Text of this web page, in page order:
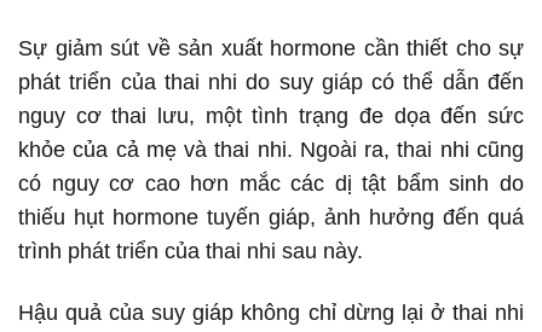
Sự giảm sút về sản xuất hormone cần thiết cho sự
phát triển của thai nhi do suy giáp có thể dẫn đến
nguy cơ thai lưu, một tình trạng đe dọa đến sức
khỏe của cả mẹ và thai nhi. Ngoài ra, thai nhi cũng
có nguy cơ cao hơn mắc các dị tật bẩm sinh do
thiếu hụt hormone tuyến giáp, ảnh hưởng đến quá
trình phát triển của thai nhi sau này.
Hậu quả của suy giáp không chỉ dừng lại ở thai nhi